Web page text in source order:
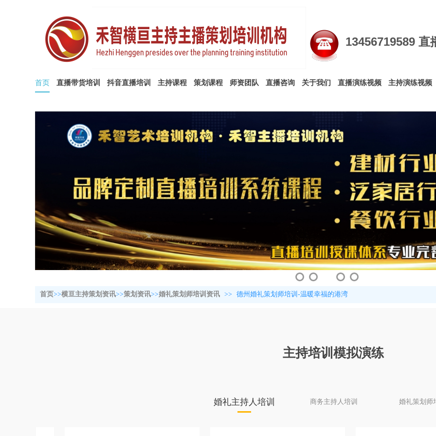
13456719589
首页 直播带货培训 抖音直播培训 主持课程 策划课程 师资团队 直播咨询 关于我们 直播演练视频 主持演练视频
/2025/
首页>>横亘主持策划资讯>>策划资讯>>婚礼策划师培训资讯 >> 德州婚礼策划师培训-温暖幸福的港湾
主持培训模拟演练
婚礼主持人培训 商务主持人培训 婚礼策划师